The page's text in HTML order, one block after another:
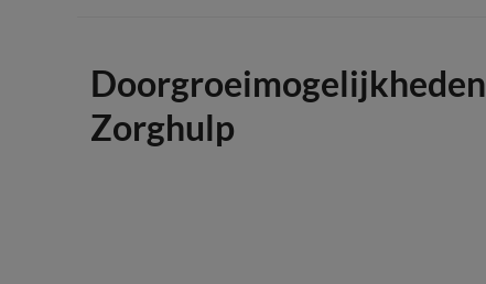
Doorgroeimogelijkheden
Zorghulp